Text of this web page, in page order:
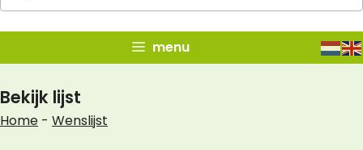
menu
Bekijk lijst
Home - Wenslijst